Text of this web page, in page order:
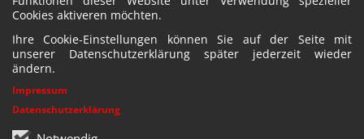
Cookies aktiveren möchten.
Ihre Cookie-Einstellungen können Sie auf der Seite mit
unserer Datenschutzerklärung später jederzeit wieder
ändern.
Impressum
Datenschutzerklärung